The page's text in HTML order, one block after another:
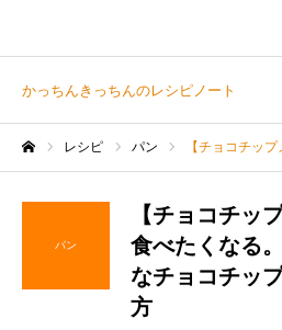
かっちんきっちんのレシピノート
レシピ パン 【チョコチップメロンパン】毎日
パン
【チョコチッ
食べたくなる
なチョコチッ
方